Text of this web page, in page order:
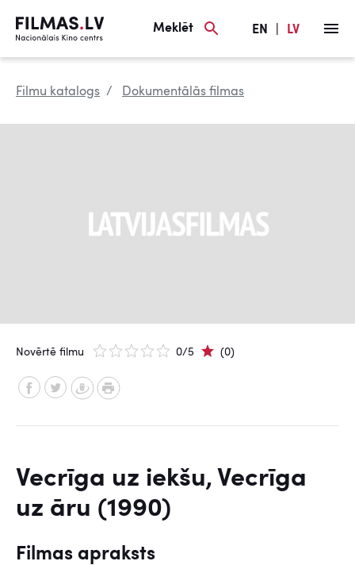
Meklēt EN LV
Filmu katalogs Dokumentālās filmas
Novērtē filmu 0/5 (0)
Vecrīga uz iekšu, Vecrīga
uz āru (1990)
Filmas apraksts